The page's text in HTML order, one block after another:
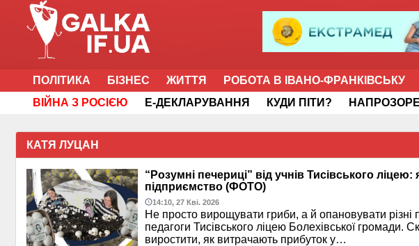
ПОЛІТИКА БІЗНЕС ЖИТТЯ РОБОТА В ІВАНО-ФРАНКІВСЬКУ
ВІЙНА З РОСІЄЮ
Е-ДЕКЛАРУВАННЯ КУДИ ПІТИ?
КАТЯ ЛУЦАН
“Розумні печериці” від учнів Тисівського
підприємство (ФОТО)
14:10, 27 Кві. 2026
Не просто вирощувати гриби, а й опановувати різні
педагоги Тисівського ліцею Болехівської громади.
виростити, як витрачають прибуток у…